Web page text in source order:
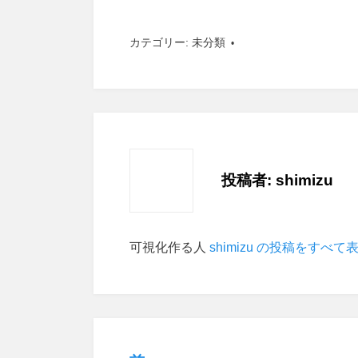
カテゴリー: 未分類
投稿者: shimizu
可視化作る人 shimizu の投稿をすべて